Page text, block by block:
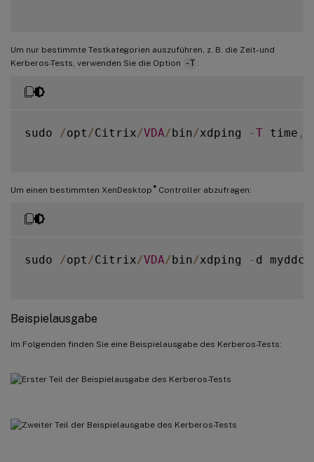
Um nur bestimmte Testkategorien auszuführen, z. B. die Zeit- und
Kerberos-Tests, verwenden Sie die Option
-T :
sudo /opt /Citrix/VDA/bin/xdping -T time ,
Um einen bestimmten XenDesktop ®Controller abzufragen:
sudo /opt /Citrix/VDA/bin/xdping - d myddc
Beispielausgabe
Im Folgenden finden Sie eine Beispielausgabe des Kerberos-Tests: